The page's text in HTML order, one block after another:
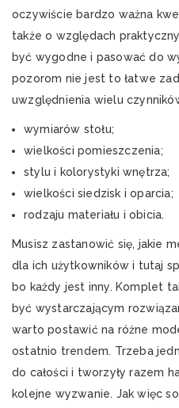
oczywiście bardzo ważna
także o względach
być wygodne i pasować do
pozorom nie jest to łatwe
uwzględnienia wielu
wymiarów stołu;
wielkości pomieszczenia;
stylu i kolorystyki wnętrza;
wielkości siedzisk i oparcia;
rodzaju materiału i obicia.
Musisz zastanowić się, jakie
dla ich użytkowników i tutaj
bo każdy jest inny. Komplet
być wystarczającym
warto postawić na różne
ostatnio trendem. Trzeba
do całości i tworzyły razem
kolejne wyzwanie. Jak więc